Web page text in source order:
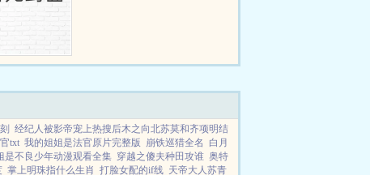
经纪人被影帝宠上热搜后木之向北苏莫和齐项明结
txt 我的姐姐是法官原片完整版 崩铁巡猎全名
白月
是不良少年动漫观看全集 穿越之傻夫种田攻谁 奥特
掌上明珠指什么生肖 打脸女配的if线 天帝大人苏青